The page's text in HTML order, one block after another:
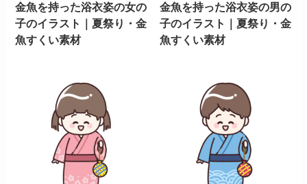
金魚を持った浴衣姿の女の
子のイラスト｜夏祭り・金
魚すくい素材
金魚を持った浴衣姿の男の
子のイラスト｜夏祭り・金
魚すくい素材